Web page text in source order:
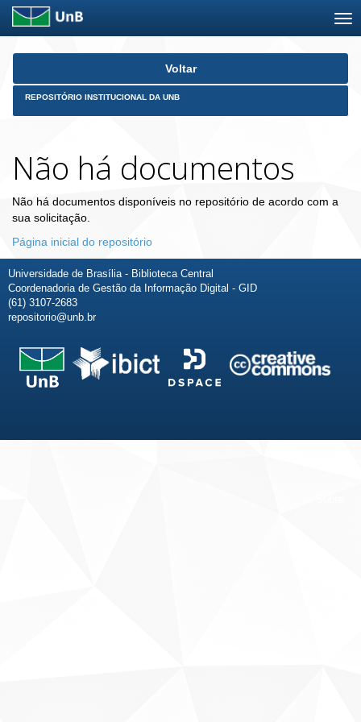
Skip
Voltar
REPOSITÓRIO INSTITUCIONAL DA UNB
Não há documentos
Não há documentos disponíveis no repositório de acordo com a
sua solicitação.
Página inicial do repositório
Universidade de Brasília - Biblioteca Central
Coordenadoria de Gestão da Informação Digital - GID
(61) 3107-2683
repositorio@unb.br